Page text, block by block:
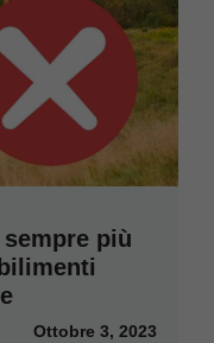
più
Ottobre 3, 2023